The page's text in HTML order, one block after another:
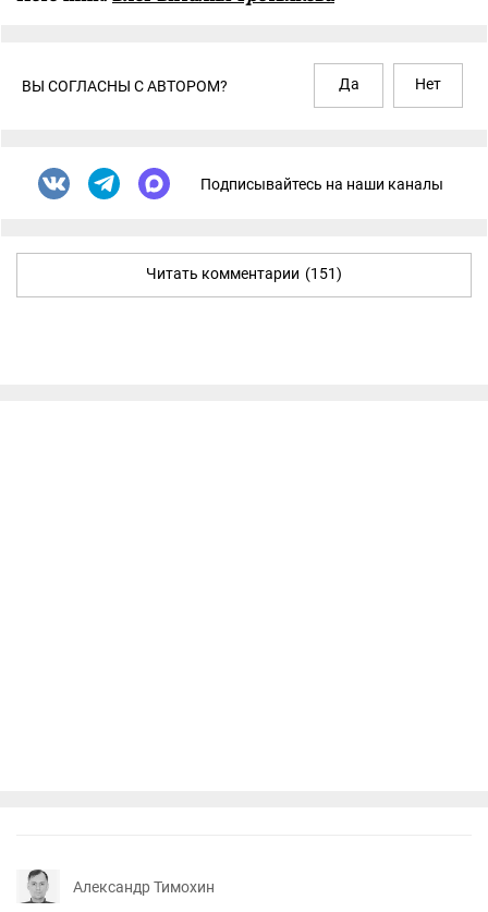
ВЫ СОГЛАСНЫ С АВТОРОМ? Да Нет
Подписывайтесь на наши каналы
Читать комментарии (151)
Александр Тимохин